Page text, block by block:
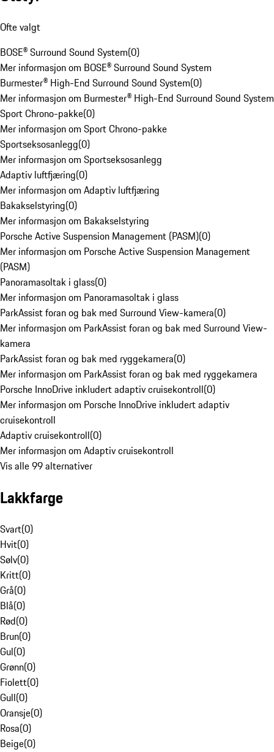
Ofte valgt
BOSE® Surround Sound System(0)
Mer informasjon om BOSE® Surround Sound System
Burmester® High-End Surround Sound System(0)
Mer informasjon om Burmester® High-End Surround Sound System
Sport Chrono-pakke(0)
Mer informasjon om Sport Chrono-pakke
Sportseksosanlegg(0)
Mer informasjon om Sportseksosanlegg
Adaptiv luftfjæring(0)
Mer informasjon om Adaptiv luftfjæring
Bakakselstyring(0)
Mer informasjon om Bakakselstyring
Porsche Active Suspension Management (PASM)(0)
Mer informasjon om Porsche Active Suspension Management
(PASM)
Panoramasoltak i glass(0)
Mer informasjon om Panoramasoltak i glass
ParkAssist foran og bak med Surround View-kamera(0)
Mer informasjon om ParkAssist foran og bak med Surround View-
kamera
ParkAssist foran og bak med ryggekamera(0)
Mer informasjon om ParkAssist foran og bak med ryggekamera
Porsche InnoDrive inkludert adaptiv cruisekontroll(0)
Mer informasjon om Porsche InnoDrive inkludert adaptiv
cruisekontroll
Adaptiv cruisekontroll(0)
Mer informasjon om Adaptiv cruisekontroll
Vis alle 99 alternativer
Lakkfarge
Svart(0)
Hvit(0)
Sølv(0)
Kritt(0)
Grå(0)
Blå(0)
Rød(0)
Brun(0)
Gul(0)
Grønn(0)
Fiolett(0)
Gull(0)
Oransje(0)
Rosa(0)
Beige(0)